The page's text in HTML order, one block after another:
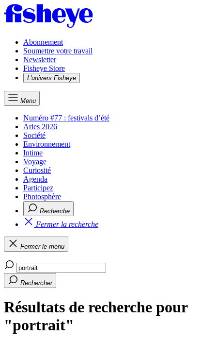
Abonnement
Soumettre votre travail
Newsletter
Fisheye Store
L'univers Fisheye
Menu
Numéro #77 : festivals d’été
Arles 2026
Société
Environnement
Intime
Voyage
Curiosité
Agenda
Participez
Photosphère
Recherche
Fermer la recherche
Fermer le menu
Rechercher
Résultats de recherche pour
"portrait"